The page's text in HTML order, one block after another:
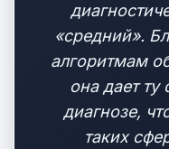
«средний».
алгоритмам
она дает
диагнозе,
таких